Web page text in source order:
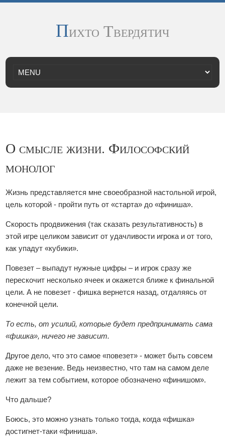
Пихто Твердятич
О смысле жизни. Философский
монолог
Жизнь представляется мне своеобразной настольной игрой,
цель которой - пройти путь от «старта» до «финиша».
Скорость продвижения (так сказать результативность) в
этой игре целиком зависит от удачливости игрока и от того,
как упадут «кубики».
Повезет – выпадут нужные цифры – и игрок сразу же
перескочит несколько ячеек и окажется ближе к финальной
цели. А не повезет - фишка вернется назад, отдаляясь от
конечной цели.
То есть, от усилий, которые будет предпринимать сама
«фишка», ничего не зависит.
Другое дело, что это самое «повезет» - может быть совсем
даже не везение. Ведь неизвестно, что там на самом деле
лежит за тем событием, которое обозначено «финишом».
Что дальше?
Боюсь, это можно узнать только тогда, когда «фишка»
достигнет-таки «финиша».